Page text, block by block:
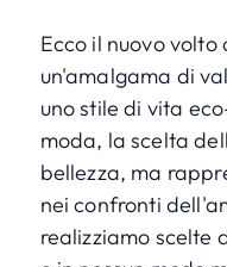
Ecco il nuovo
un'amalgama di
uno stile di vita
moda, la scelta
bellezza, ma
nei confronti
realizziamo scelte